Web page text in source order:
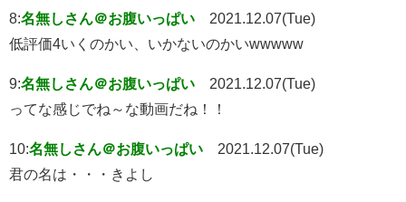
8:名無しさん＠お腹いっぱい
2021.12.07(Tue)
低評価4いくのかい、いかないのかいwwwww
9:名無しさん＠お腹いっぱい
2021.12.07(Tue)
ってな感じでね～な動画だね！！
10:名無しさん＠お腹いっぱい
2021.12.07(Tue)
君の名は・・・きよし